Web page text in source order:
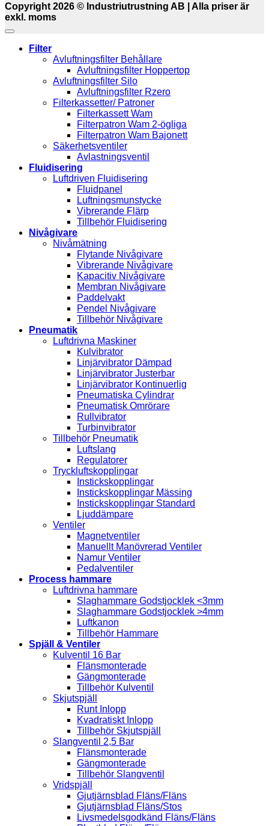
Copyright 2026 © Industriutrustning AB | Alla priser är
exkl. moms
Filter
Avluftningsfilter Behållare
Avluftningsfilter Hoppertop
Avluftningsfilter Silo
Avluftningsfilter Rzero
Filterkassetter/ Patroner
Filterkassett Wam
Filterpatron Wam 2-ögliga
Filterpatron Wam Bajonett
Säkerhetsventiler
Avlastningsventil
Fluidisering
Luftdriven Fluidisering
Fluidpanel
Luftningsmunstycke
Vibrerande Flärp
Tillbehör Fluidisering
Nivågivare
Nivåmätning
Flytande Nivågivare
Vibrerande Nivågivare
Kapacitiv Nivågivare
Membran Nivågivare
Paddelvakt
Pendel Nivågivare
Tillbehör Nivågivare
Pneumatik
Luftdrivna Maskiner
Kulvibrator
Linjärvibrator Dämpad
Linjärvibrator Justerbar
Linjärvibrator Kontinuerlig
Pneumatiska Cylindrar
Pneumatisk Omrörare
Rullvibrator
Turbinvibrator
Tillbehör Pneumatik
Luftslang
Regulatorer
Tryckluftskopplingar
Instickskopplingar
Instickskopplingar Mässing
Instickskopplingar Standard
Ljuddämpare
Ventiler
Magnetventiler
Manuellt Manövrerad Ventiler
Namur Ventiler
Pedalventiler
Process hammare
Luftdrivna hammare
Slaghammare Godstjocklek <3mm
Slaghammare Godstjocklek >4mm
Luftkanon
Tillbehör Hammare
Spjäll & Ventiler
Kulventil 16 Bar
Flänsmonterade
Gängmonterade
Tillbehör Kulventil
Skjutspjäll
Runt Inlopp
Kvadratiskt Inlopp
Tillbehör Skjutspjäll
Slangventil 2,5 Bar
Flänsmonterade
Gängmonterade
Tillbehör Slangventil
Vridspjäll
Gjutjärnsblad Fläns/Fläns
Gjutjärnsblad Fläns/Stos
Livsmedelsgodkänd Fläns/Fläns